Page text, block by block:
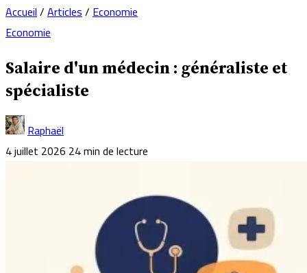
Accueil/Articles/Economie
Economie
Salaire d'un médecin : généraliste et
spécialiste
Raphaël
4 juillet 2026 24 min de lecture